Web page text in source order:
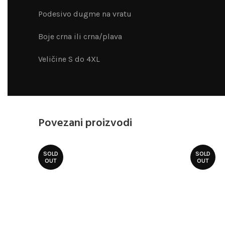
Podesivo dugme na vratu
Boje crna ili crna/plava
Veličine S do 4XL
Povezani proizvodi
SOLD
OUT
SOLD
OUT